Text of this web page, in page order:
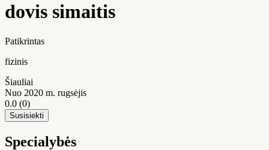
dovis simaitis
Patikrintas
fizinis
Šiauliai
Nuo 2020 m. rugsėjis
0.0 (0)
Susisiekti
Specialybės